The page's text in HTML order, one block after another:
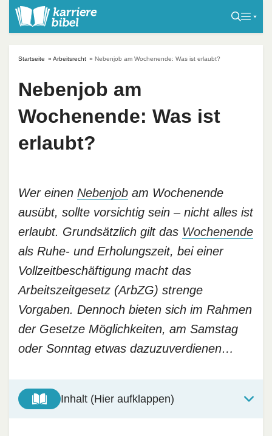
Startseite » Arbeitsrecht » Nebenjob am Wochenende: Was ist erlaubt?
Nebenjob am
Wochenende: Was ist
erlaubt?
Wer einen Nebenjob am Wochenende
ausübt, sollte vorsichtig sein – nicht alles ist
erlaubt. Grundsätzlich gilt das Wochenende
als Ruhe- und Erholungszeit, bei einer
Vollzeitbeschäftigung macht das
Arbeitszeitgesetz (ArbZG) strenge
Vorgaben. Dennoch bieten sich im Rahmen
der Gesetze Möglichkeiten, am Samstag
oder Sonntag etwas dazuzuverdienen…
Inhalt (Hier aufklappen)